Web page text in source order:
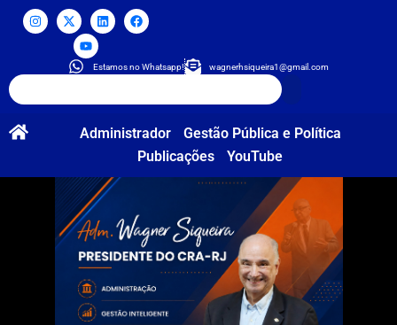
Estamos no Whatsapp! wagnerhsiqueira1@gmail.com
Administrador
Gestão Pública e Política
Publicações
YouTube